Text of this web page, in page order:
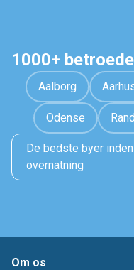
1000+
Aalborg
Odense
De bedste byer
overnatning
Om os